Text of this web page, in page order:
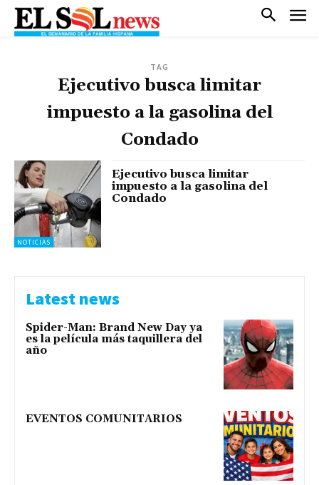
TAG
Ejecutivo busca limitar
impuesto a la gasolina del
Condado
NOTICIAS
Ejecutivo busca limitar
impuesto a la gasolina del
Condado
Latest news
Spider-Man: Brand New Day ya
es la película más taquillera del
año
EVENTOS COMUNITARIOS